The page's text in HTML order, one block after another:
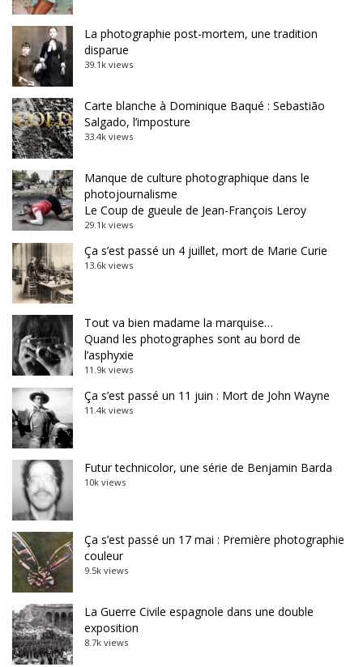
La photographie post-mortem, une tradition
disparue
39.1k views
Carte blanche à Dominique Baqué : Sebastião
Salgado, l’imposture
33.4k views
Manque de culture photographique dans le
photojournalisme
Le Coup de gueule de Jean-François Leroy
29.1k views
Ça s’est passé un 4 juillet, mort de Marie Curie
13.6k views
Tout va bien madame la marquise…
Quand les photographes sont au bord de
l’asphyxie
11.9k views
Ça s’est passé un 11 juin : Mort de John Wayne
11.4k views
Futur technicolor, une série de Benjamin Barda
10k views
Ça s’est passé un 17 mai : Première photographie
couleur
9.5k views
La Guerre Civile espagnole dans une double
exposition
8.7k views